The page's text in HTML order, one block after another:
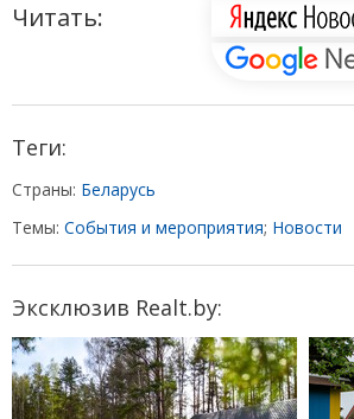
Читать:
Теги:
Страны: Беларусь
Темы: События и мероприятия; Новости
Эксклюзив Realt.by: